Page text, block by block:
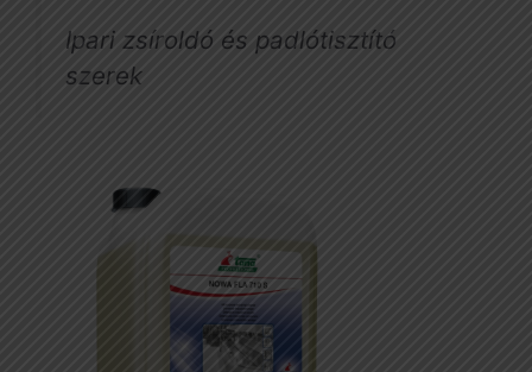
Ipari zsíroldó és padlótisztító
szerek